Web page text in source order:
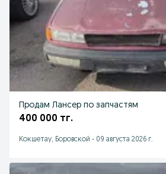
Продам Лансер по запчастям
400 000 тг.
Кокшетау, Боровской - 09 августа 2026 г.